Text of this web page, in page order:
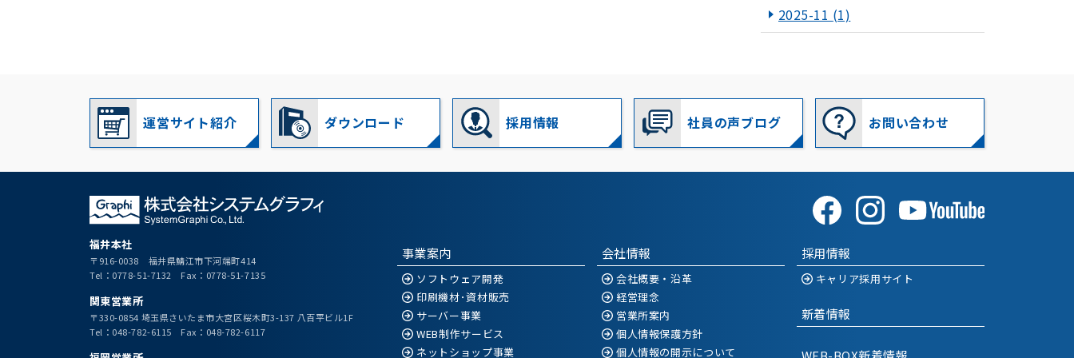
2025-11 (1)
2025-07 (1)
2025-06(1)
2025-03(1)
2025-01(1)
2024-11(1)
運営サイト紹介 ダウンロード 採用情報 社員の声ブログ お問い合わせ
福井本社
〒916-0038 福井県鯖江市下河端町414
Tel：0778-51-7132 Fax：0778-51-7135
関東営業所
〒330-0854 埼玉県さいたま市大宮区桜木町3-137 八百平ビル1F
Tel：048-782-6115 Fax：048-782-6117
事業案内
ソフトウェア開発
印刷機材･資材販売
サーバー事業
WEB制作サービス
ネットショップ事業
会社情報
会社概要・沿革
経営理念
営業所案内
個人情報保護方針
個人情報の開示について
採用情報
キャリア採用サイト
新着情報